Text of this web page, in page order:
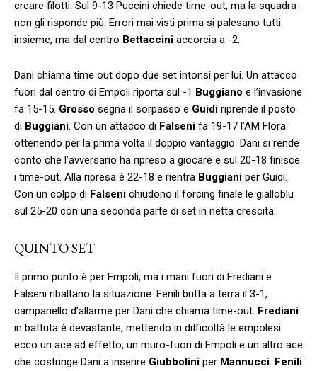
creare filotti. Sul 9-13 Puccini chiede time-out, ma la squadra
non gli risponde più. Errori mai visti prima si palesano tutti
insieme, ma dal centro Bettaccini accorcia a -2.
Dani chiama time out dopo due set intonsi per lui. Un attacco
fuori dal centro di Empoli riporta sul -1 Buggiano e l’invasione
fa 15-15. Grosso segna il sorpasso e Guidi riprende il posto
di Buggiani. Con un attacco di Falseni fa 19-17 l’AM Flora
ottenendo per la prima volta il doppio vantaggio. Dani si rende
conto che l’avversario ha ripreso a giocare e sul 20-18 finisce
i time-out. Alla ripresa è 22-18 e rientra Buggiani per Guidi.
Con un colpo di Falseni chiudono il forcing finale le gialloblu
sul 25-20 con una seconda parte di set in netta crescita.
QUINTO SET
Il primo punto è per Empoli, ma i mani fuori di Frediani e
Falseni ribaltano la situazione. Fenili butta a terra il 3-1,
campanello d’allarme per Dani che chiama time-out. Frediani
in battuta è devastante, mettendo in difficoltà le empolesi:
ecco un ace ad effetto, un muro-fuori di Empoli e un altro ace
che costringe Dani a inserire Giubbolini per Mannucci. Fenili